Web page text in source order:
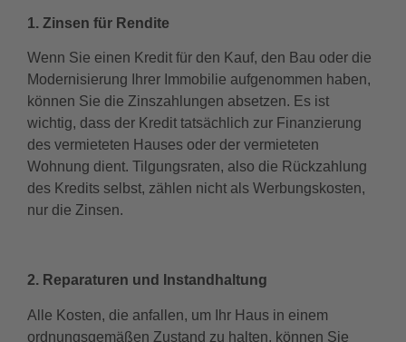
1. Zinsen für Rendite
Wenn Sie einen Kredit für den Kauf, den Bau oder die
Modernisierung Ihrer Immobilie aufgenommen haben,
können Sie die Zinszahlungen absetzen. Es ist
wichtig, dass der Kredit tatsächlich zur Finanzierung
des vermieteten Hauses oder der vermieteten
Wohnung dient. Tilgungsraten, also die Rückzahlung
des Kredits selbst, zählen nicht als Werbungskosten,
nur die Zinsen.
2. Reparaturen und Instandhaltung
Alle Kosten, die anfallen, um Ihr Haus in einem
ordnungsgemäßen Zustand zu halten, können Sie